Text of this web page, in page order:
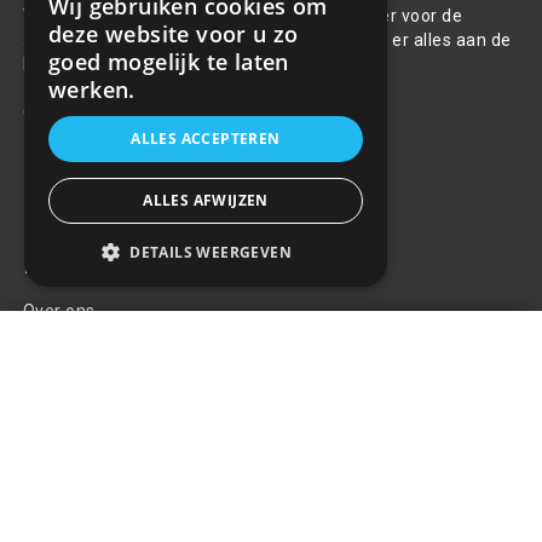
Welkom bij R&R Parts Automotive, uw partner voor de
aanschaf van alle auto accessoires. Wij doen er alles aan de
beste selectie, service & prijs te bieden.
Contact
Klantenservice
Over ons
Wij gebruiken cookies om
deze website voor u zo
goed mogelijk te laten
werken.
ALLES ACCEPTEREN
ALLES AFWIJZEN
DETAILS WEERGEVEN